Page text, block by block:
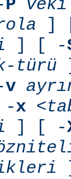
P
]
] [ -
türü
v
x
] [ -